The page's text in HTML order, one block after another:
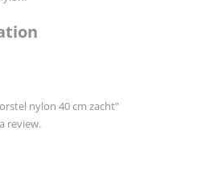
nylon 40 cm zacht”
review.